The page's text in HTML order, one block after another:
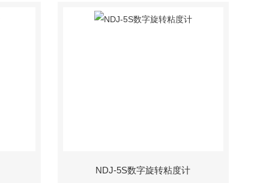
NDJ-5S数字旋转粘度计